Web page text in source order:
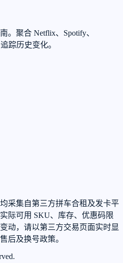
。聚合 Netflix、Spotify、
踪历史变化。
采集自第三方拼车合租及发卡平
际可用 SKU、库存、优惠码限
动，请以第三方交易页面实时显
后及换号政策。